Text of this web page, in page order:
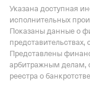
Указана доступная
исполнительных
Показаны данные о
представительствах,
Представлены
арбитражным делам,
реестра о